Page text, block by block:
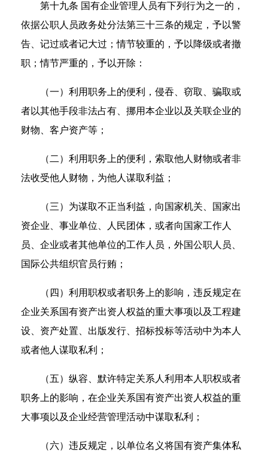
第十九条 国有企业管理人员有下列行为之一的，
依据公职人员政务处分法第三十三条的规定，予以警
告、记过或者记大过；情节较重的，予以降级或者撤
职；情节严重的，予以开除：
（一）利用职务上的便利，侵吞、窃取、骗取或
者以其他手段非法占有、挪用本企业以及关联企业的
财物、客户资产等；
（二）利用职务上的便利，索取他人财物或者非
法收受他人财物，为他人谋取利益；
（三）为谋取不正当利益，向国家机关、国家出
资企业、事业单位、人民团体，或者向国家工作人
员、企业或者其他单位的工作人员，外国公职人员、
国际公共组织官员行贿；
（四）利用职权或者职务上的影响，违反规定在
企业关系国有资产出资人权益的重大事项以及工程建
设、资产处置、出版发行、招标投标等活动中为本人
或者他人谋取私利；
（五）纵容、默许特定关系人利用本人职权或者
职务上的影响，在企业关系国有资产出资人权益的重
大事项以及企业经营管理活动中谋取私利；
（六）违反规定，以单位名义将国有资产集体私